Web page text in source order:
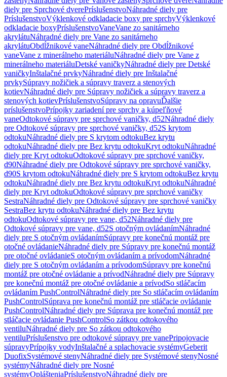
diely pre Sprchové dverePríslušenstvoNáhradné diely pre
PríslušenstvoVýklenkové odkladacie boxy pre sprchyVýklenkové
odkladacie boxyPríslušenstvoVaneVane zo sanitárneho
akrylátuNáhradné diely pre Vane zo sanitárneho
akrylátuObdĺžnikové vaneNáhradné diely pre Obdĺžnikové
vaneVane z minerálneho materiáluNáhradné diely pre Vane z
minerálneho materiáluDetské vaničkyNáhradné diely pre Detské
vaničkyInštalačné prvkyNáhradné diely pre Inštalačné
prvkySúpravy nožičiek a súpravy traverz a stenových
kotievNáhradné diely pre Súpravy nožičiek a súpravy traverz a
stenových kotievPríslušenstvoSúpravy na opravuĎalšie
príslušenstvoPrípojky zariadení pre sprchy a kúpeľňové
vaneOdtokové súpravy pre sprchové vaničky, d52Náhradné diely
pre Odtokové súpravy pre sprchové vaničky, d52S krytom
odtokuNáhradné diely pre S krytom odtokuBez krytu
odtokuNáhradné diely pre Bez krytu odtokuKryt odtokuNáhradné
diely pre Kryt odtokuOdtokové súpravy pre sprchové vaničky,
d90Náhradné diely pre Odtokové súpravy pre sprchové vaničky,
d90S krytom odtokuNáhradné diely pre S krytom odtokuBez krytu
odtokuNáhradné diely pre Bez krytu odtokuKryt odtokuNáhradné
diely pre Kryt odtokuOdtokové súpravy pre sprchové vaničky
SestraNáhradné diely pre Odtokové súpravy pre sprchové vaničky
SestraBez krytu odtokuNáhradné diely pre Bez krytu
odtokuOdtokové súpravy pre vane, d52Náhradné diely pre
Odtokové súpravy pre vane, d52S otočným ovládanímNáhradné
diely pre S otočným ovládanímSúpravy pre konečnú montáž pre
otočné ovládanieNáhradné diely pre Súpravy pre konečnú montáž
pre otočné ovládanieS otočným ovládaním a prívodomNáhradné
diely pre S otočným ovládaním a prívodomSúpravy pre konečnú
montáž pre otočné ovládanie a prívodNáhradné diely pre Súpravy
pre konečnú montáž pre otočné ovládanie a prívodSo stláčacím
ovládaním PushControlNáhradné diely pre So stláčacím ovládaním
PushControlSúprava pre konečnú montáž pre stláčacie ovládanie
PushControlNáhradné diely pre Súprava pre konečnú montáž pre
stláčacie ovládanie PushControlSo zátkou odtokového
ventiluNáhradné diely pre So zátkou odtokového
ventiluPríslušenstvo pre odtokové súpravy pre vanePripojovacie
súpravyPrípojky vodyInštalačné a splachovacie systémyGeberit
DuofixSystémové stenyNáhradné diely pre Systémové stenyNosné
systémyNáhradné diely pre Nosné
systémyOplášteniaPríslušenstvoNáhradné diely pre